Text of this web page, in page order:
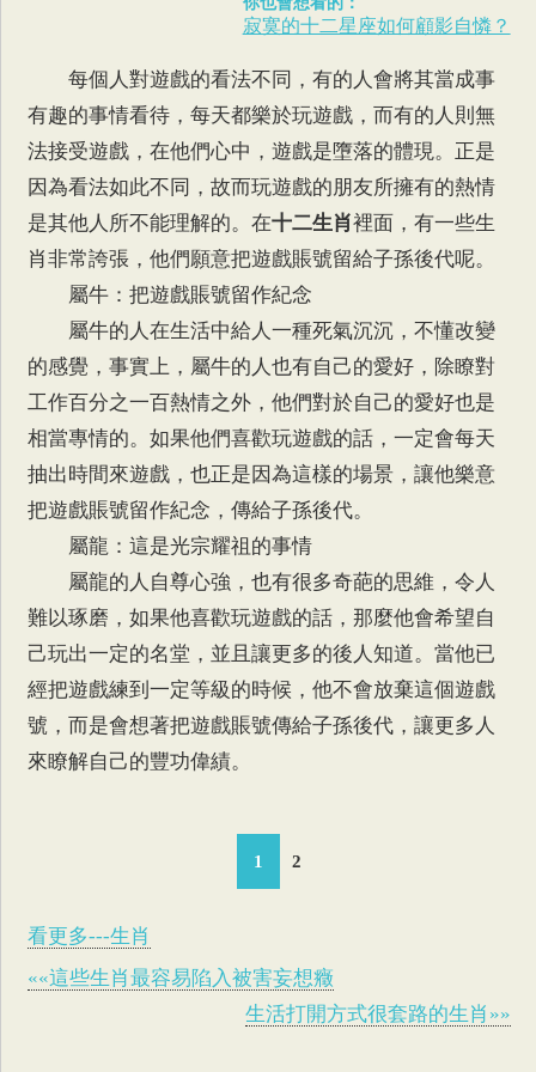
寂寞的十二星座如何顧影自憐？
每個人對遊戲的看法不同，有的人會將其當成事
有趣的事情看待，每天都樂於玩遊戲，而有的人則無
法接受遊戲，在他們心中，遊戲是墮落的體現。正是
因為看法如此不同，故而玩遊戲的朋友所擁有的熱情
是其他人所不能理解的。在十二生肖裡面，有一些生
肖非常誇張，他們願意把遊戲賬號留給子孫後代呢。
屬牛：把遊戲賬號留作紀念
屬牛的人在生活中給人一種死氣沉沉，不懂改變
的感覺，事實上，屬牛的人也有自己的愛好，除瞭對
工作百分之一百熱情之外，他們對於自己的愛好也是
相當專情的。如果他們喜歡玩遊戲的話，一定會每天
抽出時間來遊戲，也正是因為這樣的場景，讓他樂意
把遊戲賬號留作紀念，傳給子孫後代。
屬龍：這是光宗耀祖的事情
屬龍的人自尊心強，也有很多奇葩的思維，令人
難以琢磨，如果他喜歡玩遊戲的話，那麼他會希望自
己玩出一定的名堂，並且讓更多的後人知道。當他已
經把遊戲練到一定等級的時候，他不會放棄這個遊戲
號，而是會想著把遊戲賬號傳給子孫後代，讓更多人
來瞭解自己的豐功偉績。
1 2
看更多---生肖
««這些生肖最容易陷入被害妄想癥
生活打開方式很套路的生肖»»